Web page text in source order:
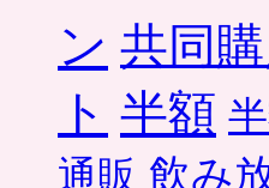
ン 共同
ト 半額
通販 飲み